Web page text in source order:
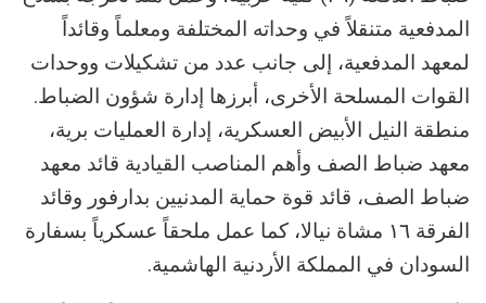
المدفعية متنقلاً في وحداته المختلفة ومعلماً وقائداً
لمعهد المدفعية، إلى جانب عدد من تشكيلات ووحدات
القوات المسلحة الأخرى، أبرزها إدارة شؤون الضباط.
منطقة النيل الأبيض العسكرية، إدارة العمليات برية،
معهد ضباط الصف وأهم المناصب القيادية قائد معهد
ضباط الصف، قائد قوة حماية المدنيين بدارفور وقائد
الفرقة ١٦ مشاة نيالا، كما عمل ملحقاً عسكرياً بسفارة
السودان في المملكة الأردنية الهاشمية.